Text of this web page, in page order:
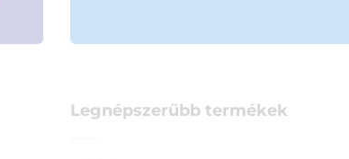
Legnépszerűbb termékek